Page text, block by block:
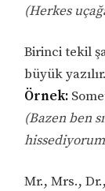
(Herkes
Birinci tekil
büyük yazılır.
Örnek:
(Bazen ben
Mr., Mrs.,